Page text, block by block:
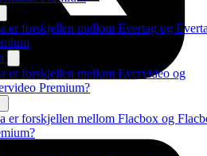
er forskjellen mellom Evertag og
er forskjellen mellom Evervideo og
Premium?
er forskjellen mellom Flacbox og